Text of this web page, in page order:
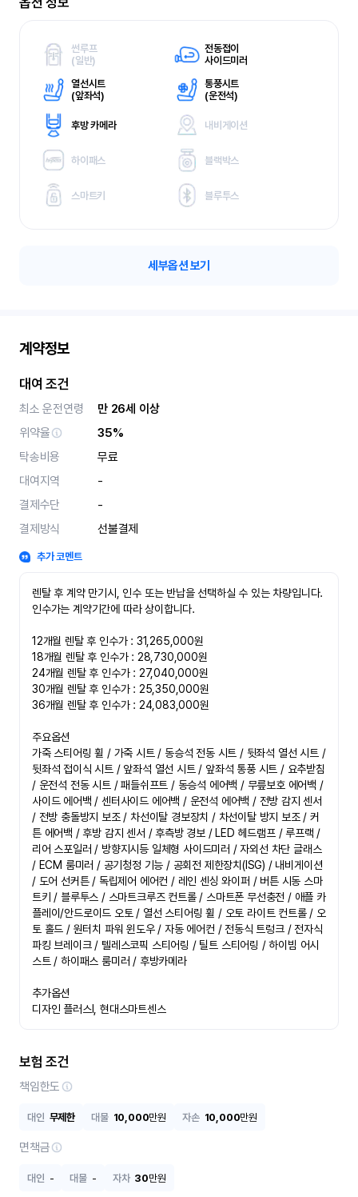
썬루프
(일반)
전동접이
사이드미러
열선시트
(앞좌석)
통풍시트
(운전석)
후방 카메라 내비게이션
하이패스 블랙박스
스마트키 블루투스
세부옵션 보기
계약정보
대여 조건
최소 운전연령
만 26세 이상
위약율
35%
탁송비용
무료
대여지역
-
결제수단
-
결제방식
선불결제
추가 코멘트
렌탈 후 계약 만기시, 인수 또는 반납을 선택하실 수 있는 차량입니다.
인수가는 계약기간에 따라 상이합니다.
12개월 렌탈 후 인수가 : 31,265,000원
18개월 렌탈 후 인수가 : 28,730,000원
24개월 렌탈 후 인수가 : 27,040,000원
30개월 렌탈 후 인수가 : 25,350,000원
36개월 렌탈 후 인수가 : 24,083,000원
주요옵션
가죽 스티어링 휠 / 가죽 시트 / 동승석 전동 시트 / 뒷좌석 열선 시트 /
뒷좌석 접이식 시트 / 앞좌석 열선 시트 / 앞좌석 통풍 시트 / 요추받침
/ 운전석 전동 시트 / 패들쉬프트 / 동승석 에어백 / 무릎보호 에어백 /
사이드 에어백 / 센터사이드 에어백 / 운전석 에어백 / 전방 감지 센서
/ 전방 충돌방지 보조 / 차선이탈 경보장치 / 차선이탈 방지 보조 / 커
튼 에어백 / 후방 감지 센서 / 후측방 경보 / LED 헤드램프 / 루프랙 /
리어 스포일러 / 방향지시등 일체형 사이드미러 / 자외선 차단 글래스
/ ECM 룸미러 / 공기청정 기능 / 공회전 제한장치(ISG) / 내비게이션
/ 도어 선커튼 / 독립제어 에어컨 / 레인 센싱 와이퍼 / 버튼 시동 스마
트키 / 블루투스 / 스마트크루즈 컨트롤 / 스마트폰 무선충전 / 애플 카
플레이/안드로이드 오토 / 열선 스티어링 휠 / 오토 라이트 컨트롤 / 오
토 홀드 / 원터치 파워 윈도우 / 자동 에어컨 / 전동식 트렁크 / 전자식
파킹 브레이크 / 텔레스코픽 스티어링 / 틸트 스티어링 / 하이빔 어시
스트 / 하이패스 룸미러 / 후방카메라
추가옵션
디자인 플러스Ⅰ, 현대스마트센스
보험 조건
책임한도
대인 무제한 대물 10,000만원 자손 10,000만원
면책금
대인 - 대물 - 자차 30만원